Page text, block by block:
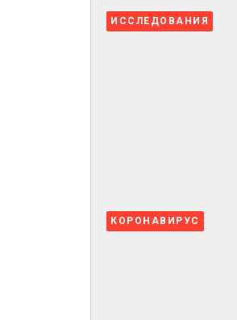
ИССЛЕДОВАНИЯ
КОРОНАВИРУС